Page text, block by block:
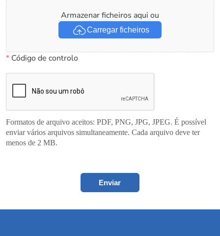
Armazenar ficheiros aqui ou
Carregar ficheiros
*Código de controlo
Formatos de arquivo aceitos: PDF, PNG, JPG, JPEG. É possível
enviar vários arquivos simultaneamente. Cada arquivo deve ter
menos de 2 MB.
Enviar